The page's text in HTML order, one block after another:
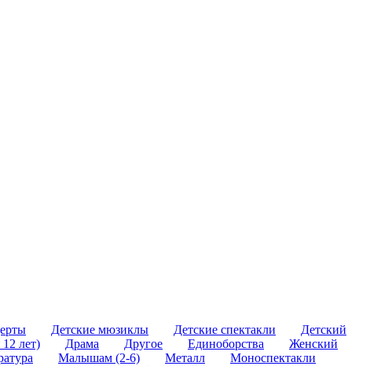
Детские мюзиклы Детские спектакли
Детский
12 лет) Драма Другое Единоборства
Женский
Малышам (2-6) Металл
Моноспектакли